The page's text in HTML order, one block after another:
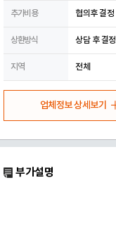
추가비용 협의후 결정
상환방식 상담 후 결정
지역 전체
업체정보 상세보기
부가설명